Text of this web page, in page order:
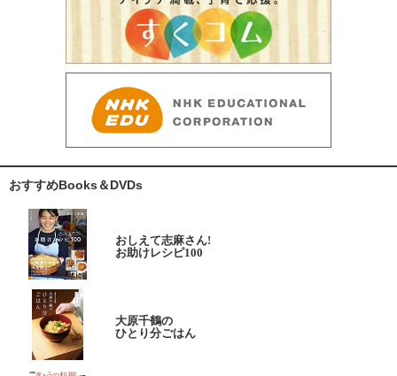
おすすめBooks＆DVDs
おしえて志麻さん!
お助けレシピ100
大原千鶴の
ひとり分ごはん